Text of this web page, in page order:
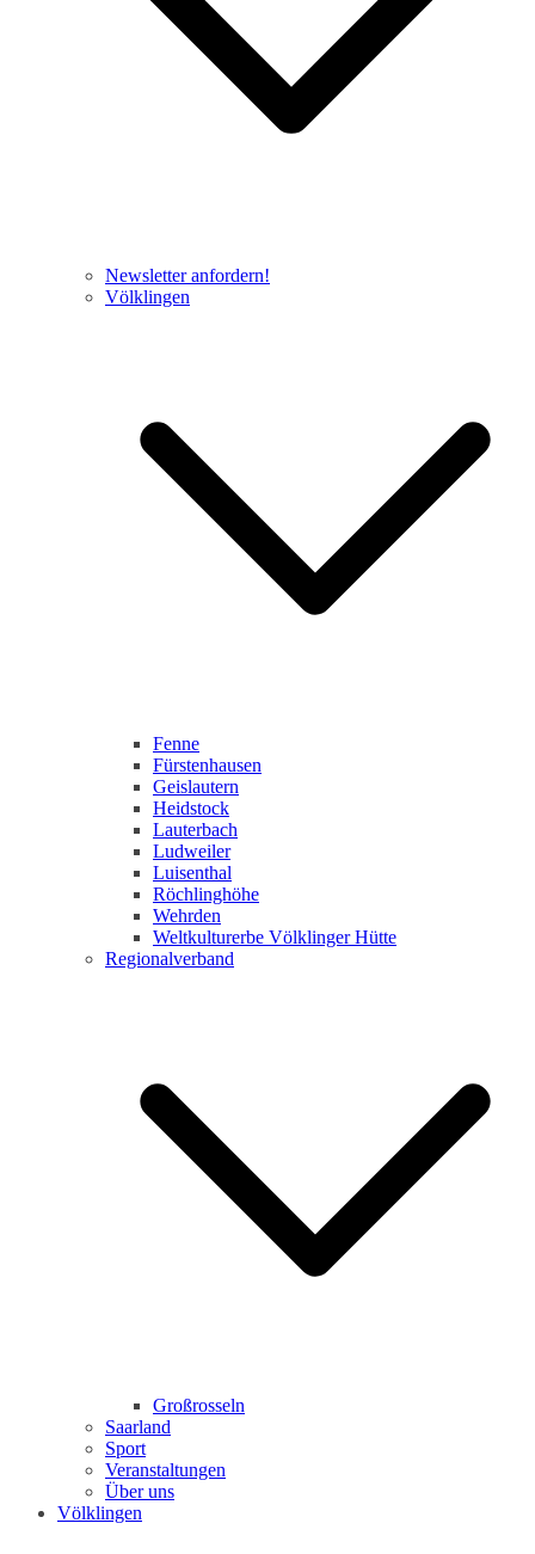
Newsletter anfordern!
Völklingen
Fenne
Fürstenhausen
Geislautern
Heidstock
Lauterbach
Ludweiler
Luisenthal
Röchlinghöhe
Wehrden
Weltkulturerbe Völklinger Hütte
Regionalverband
Großrosseln
Saarland
Sport
Veranstaltungen
Über uns
Völklingen